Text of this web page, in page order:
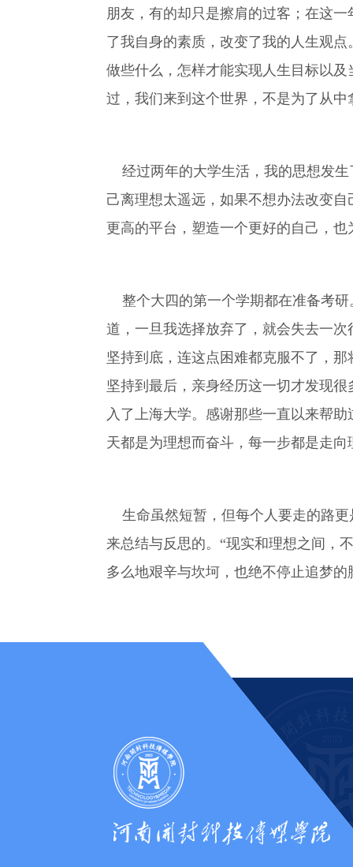
朋友，有的却只是擦肩的过客；在这
了我自身的素质，改变了我的人生观
做些什么，怎样才能实现人生目标以
过，我们来到这个世界，不是为了从
经过两年的大学生活，我的思想发生
己离理想太遥远，如果不想办法改变
更高的平台，塑造一个更好的自己，
整个大四的第一个学期都在准备考研
道，一旦我选择放弃了，就会失去一
坚持到底，连这点困难都克服不了，
坚持到最后，亲身经历这一切才发现
入了上海大学。感谢那些一直以来帮
天都是为理想而奋斗，每一步都是走
生命虽然短暂，但每个人要走的路更
来总结与反思的。“现实和理想之间，
多么地艰辛与坎坷，也绝不停止追梦的